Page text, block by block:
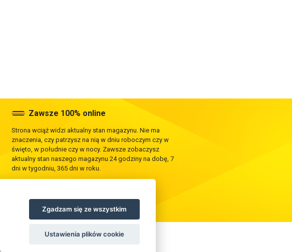
Zawsze 100% online
Strona wciąż widzi aktualny stan magazynu. Nie ma
znaczenia, czy patrzysz na nią w dniu roboczym czy w
święto, w południe czy w nocy. Zawsze zobaczysz
aktualny stan naszego magazynu 24 godziny na dobę, 7
dni w tygodniu, 365 dni w roku.
Zgadzam się ze wszystkim
Ustawienia plików cookie